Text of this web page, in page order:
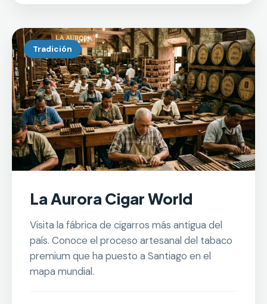
Tradición
La Aurora Cigar World
Visita la fábrica de cigarros más antigua del
país. Conoce el proceso artesanal del tabaco
premium que ha puesto a Santiago en el
mapa mundial.